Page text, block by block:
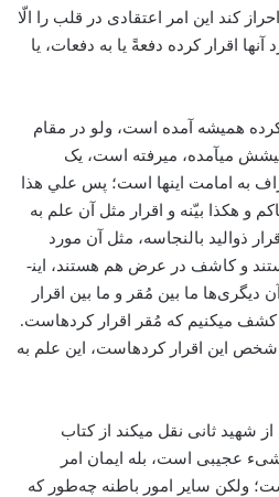
کند این امر اعتقادی در قلب را الّا
اقرار کرده دفعةً یا به دفعات، یا
همیشه آمده است، ولو در مقام
می­آمده، می­رفته است، یک
به امامت این­ها است؛ پس علي هذا
و هکذا بیّنه و اقرار مثل آن علم به
ذوالید بالنجاسه، مثل آن مورد
نیست آنجا همه آن‌ها طرق هستند و کاشف در عرض هم هستند، این­
ما بین مُقر و ما بین اقرار
کشف می­کنیم که مُقر اقرار کرده­است.
شخص این اقرار کرده­است، این علم به
شهید ثانی نقل می­کند از کتاب
عجیبی است، بله ایمان امر
ولکن سایر امور باطنه چه‌‌طور که